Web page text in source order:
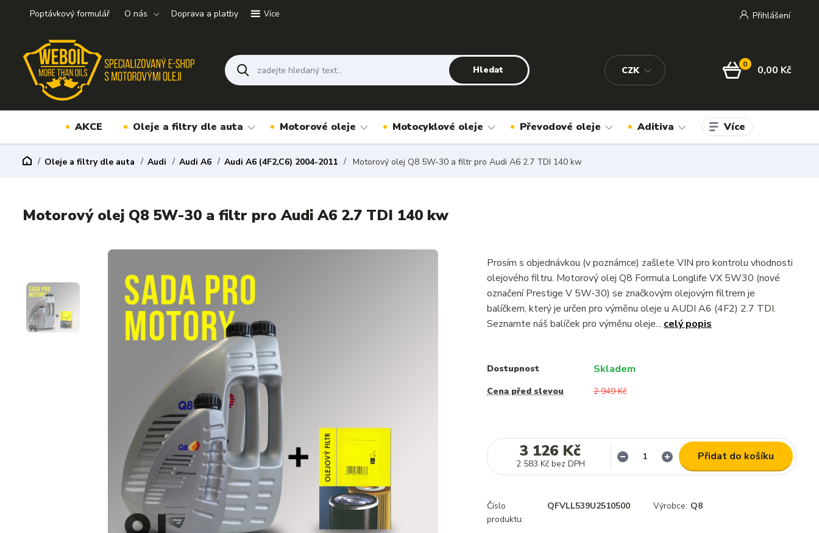
Poptávkový formulář O nás Doprava a platby Více
CZK
Přihlášení
Hledat 0 0,00 Kč
AKCE Oleje a filtry dle auta Motorové oleje Motocyklové oleje Převodové oleje Aditiva Více
Oleje a filtry dle auta Audi Audi A6 Audi A6 (4F2,C6) 2004-2011 Motorový olej Q8 5W-30 a filtr pro Audi A6 2.7 TDI 140 kw
Motorový olej Q8 5W-30 a filtr pro Audi A6 2.7 TDI 140 kw
Prosím s objednávkou (v poznámce) zašlete VIN pro kontrolu vhodnosti
olejového filtru. Motorový olej Q8 Formula Longlife VX 5W30 (nové
označení Prestige V 5W-30) se značkovým olejovým filtrem je
balíčkem, který je určen pro výměnu oleje u AUDI A6 (4F2) 2.7 TDI.
Seznamte náš balíček pro výměnu oleje... celý popis
Dostupnost Skladem
Cena před slevou 2 949 Kč
3 126 Kč
2 583 Kč bez DPH
Přidat do košíku
Číslo
produktu:
QFVLL539U2510500 Výrobce: Q8